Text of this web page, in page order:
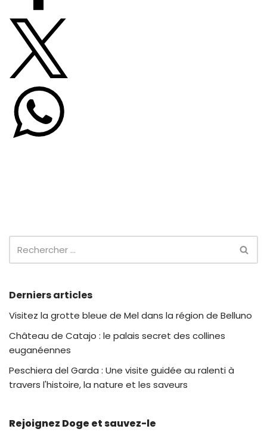
Derniers articles
Visitez la grotte bleue de Mel dans la région de Belluno
Château de Catajo : le palais secret des collines
euganéennes
Peschiera del Garda : Une visite guidée au ralenti à
travers l'histoire, la nature et les saveurs
Rejoignez Doge et sauvez-le